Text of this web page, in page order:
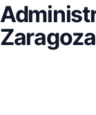
Zaragoza